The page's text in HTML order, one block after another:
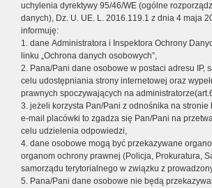
uchylenia dyrektywy 95/46/WE (ogólne
danych), Dz. U. UE. L. 2016.119.1 z dnia 4 maja
informuję:
1. dane Administratora i Inspektora Ochrony
linku „Ochrona danych osobowych”,
2. Pana/Pani dane osobowe w postaci adresu IP,
celu udostępniania strony internetowej oraz
prawnych spoczywających na
3. jeżeli korzysta Pan/Pani z odnośnika na
e-mail placówki to zgadza się Pan/Pani na
celu udzielenia odpowiedzi,
4. dane osobowe mogą być przekazywane
organom ochrony prawnej (Policja, Prokuratura,
samorządu terytorialnego w związku z
5. Pana/Pani dane osobowe nie będą